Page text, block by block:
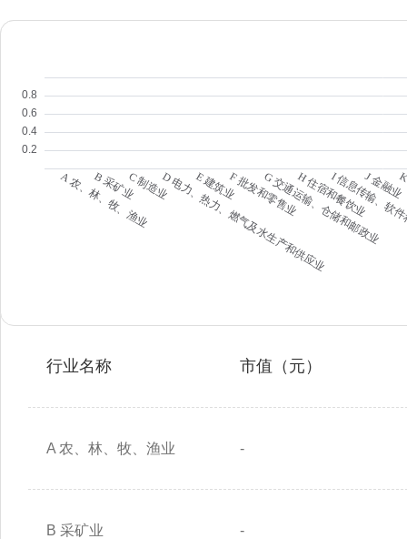
行业名称 市值（元）
A 农、林、牧、渔业 -
B 采矿业 -